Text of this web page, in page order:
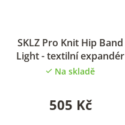
SKLZ Pro Knit Hip Band
Light - textilní expandér
Na skladě
505 Kč